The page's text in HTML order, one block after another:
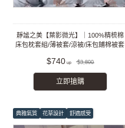
靜謐之美【葉影微光】｜100%精梳棉
床包枕套組/薄被套/涼被/床包鋪棉被套
$740 $3,800
立即搶購
典雅氣質 花草設計 舒適感受